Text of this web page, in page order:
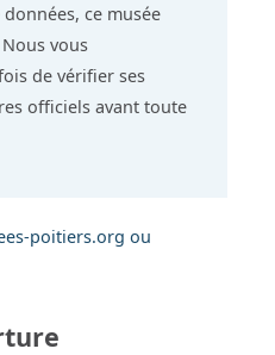
données, ce musée
vous
de vérifier ses
officiels avant toute
poitiers.org ou